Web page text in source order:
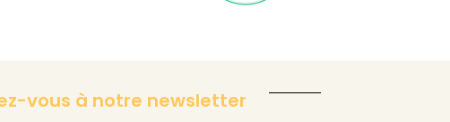
vous à notre newsletter